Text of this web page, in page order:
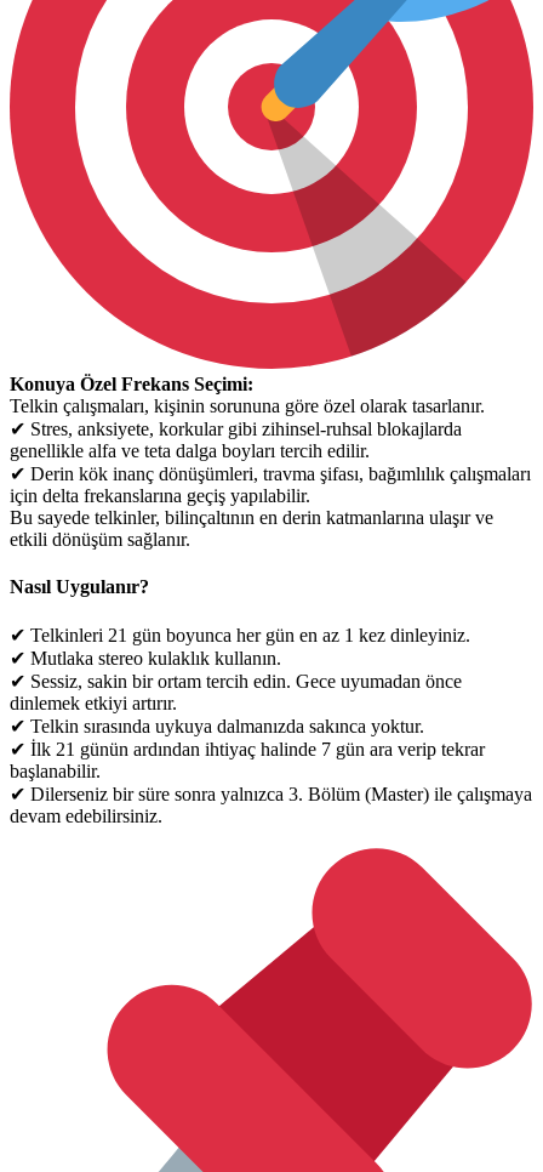
Konuya Özel Frekans Seçimi:
Telkin çalışmaları, kişinin sorununa göre özel olarak tasarlanır.
✔ Stres, anksiyete, korkular gibi zihinsel-ruhsal blokajlarda
genellikle alfa ve teta dalga boyları tercih edilir.
✔ Derin kök inanç dönüşümleri, travma şifası, bağımlılık çalışmaları
için delta frekanslarına geçiş yapılabilir.
Bu sayede telkinler, bilinçaltının en derin katmanlarına ulaşır ve
etkili dönüşüm sağlanır.
Nasıl Uygulanır?
✔ Telkinleri 21 gün boyunca her gün en az 1 kez dinleyiniz.
✔ Mutlaka stereo kulaklık kullanın.
✔ Sessiz, sakin bir ortam tercih edin. Gece uyumadan önce
dinlemek etkiyi artırır.
✔ Telkin sırasında uykuya dalmanızda sakınca yoktur.
✔ İlk 21 günün ardından ihtiyaç halinde 7 gün ara verip tekrar
başlanabilir.
✔ Dilerseniz bir süre sonra yalnızca 3. Bölüm (Master) ile çalışmaya
devam edebilirsiniz.